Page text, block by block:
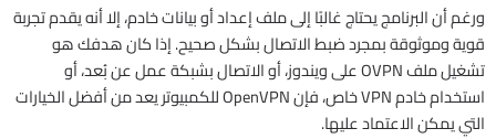
ورغم أن البرنامج يحتاج غالبًا إلى ملف إعداد أو بيانات خادم، إلا أنه يقدم تجربة
قوية وموثوقة بمجرد ضبط الاتصال بشكل صحيح. إذا كان هدفك هو
تشغيل ملف OVPN على ويندوز، أو الاتصال بشبكة عمل عن بُعد، أو
استخدام خادم VPN خاص، فإن OpenVPN للكمبيوتر يعد من أفضل الخيارات
التي يمكن الاعتماد عليها.